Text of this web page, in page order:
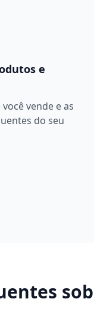
e
vende e as
do seu